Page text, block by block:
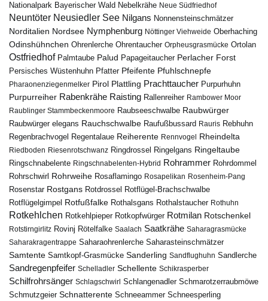
Nationalpark Bayerischer Wald Nebelkrähe Neue Südfriedhof
Neuntöter Neusiedler See Nilgans Nonnensteinschmätzer
Norditalien Nordsee Nymphenburg Nöttinger Viehweide Oberhaching
Odinshühnchen Ohrenlerche Ohrentaucher Orpheusgrasmücke Ortolan
Ostfriedhof Palmtaube Palud Papageitaucher Perlacher Forst
Persisches Wüstenhuhn Pfatter Pfeifente Pfuhlschnepfe
Pharaonenziegenmelker Pirol Plattling Prachttaucher Purpurhuhn
Purpurreiher Rabenkrähe Raisting Rallenreiher Rambower Moor
Raublinger Stammbeckenmoore Raubseeschwalbe Raubwürger
Raubwürger elegans Rauchschwalbe Raufußbussard Rauris Rebhuhn
Regenbrachvogel Regentalaue Reiherente Rennvogel Rheindelta
Riedboden Riesenrotschwanz Ringdrossel Ringelgans Ringeltaube
Ringschnabelente Ringschnabelenten-Hybrid Rohrammer Rohrdommel
Rohrschwirl Rohrweihe Rosaflamingo Rosapelikan Rosenheim-Pang
Rosenstar Rostgans Rotdrossel
Rotflügel-Brachschwalbe
Rotflügelgimpel Rotfußfalke Rothalsgans Rothalstaucher Rothuhn
Rotkehlchen Rotkehlpieper Rotkopfwürger Rotmilan Rotschenkel
Rotstirngirlitz Rovinj Rötelfalke Saalach Saatkrähe Saharagrasmücke
Saharakragentrappe Saharaohrenlerche Saharasteinschmätzer
Samtente Samtkopf-Grasmücke Sanderling Sandflughuhn Sandlerche
Sandregenpfeifer Schelladler Schellente Schikrasperber
Schilfrohrsänger Schlagschwirl Schlangenadler Schmarotzerraubmöwe
Schmutzgeier Schnatterente Schneeammer Schneesperling